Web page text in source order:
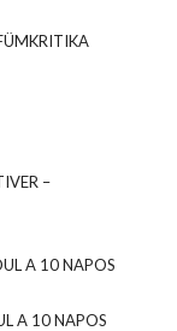
–
A 10 NAPOS
A 10 NAPOS